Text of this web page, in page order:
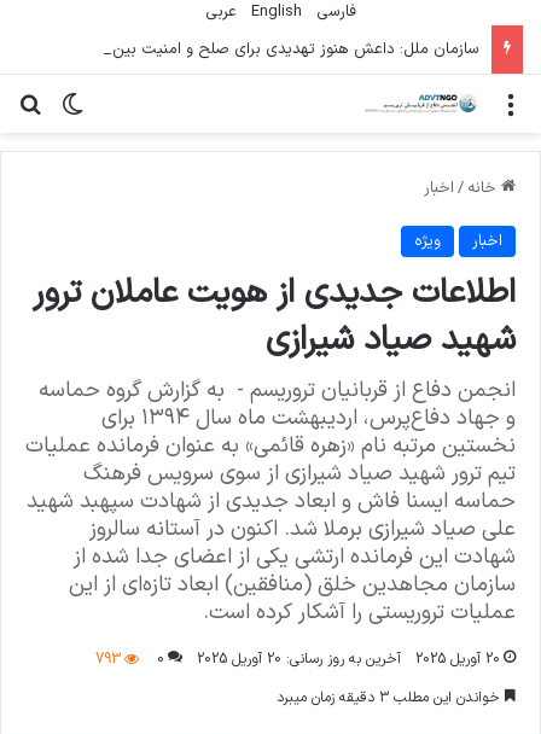
فارسی English
عربي
تغییر منو
خانه / اخبار
اخبار ویژه
اطلاعات جدیدی از هویت عاملان ترور
شهید صیاد شیرازی
انجمن دفاع از قربانیان تروریسم - به گزارش گروه حماسه
و جهاد دفاع‌پرس، اردیبهشت ماه سال ۱۳۹۴ برای
نخستین مرتبه نام «زهره قائمی» به عنوان فرمانده عملیات
تیم ترور شهید صیاد شیرازی از سوی سرویس فرهنگ
حماسه ایسنا فاش و ابعاد جدیدی از شهادت سپهبد شهید
علی صیاد شیرازی برملا شد. اکنون در آستانه سالروز
شهادت این فرمانده ارتشی یکی از اعضای جدا شده از
سازمان مجاهدین خلق (منافقین) ابعاد تازه‌ای از این
عملیات تروریستی را آشکار کرده است.
20 آوریل 2025 آخرین به روز رسانی: 20 آوریل 2025 0
793
خواندن این مطلب 3 دقیقه زمان میبرد